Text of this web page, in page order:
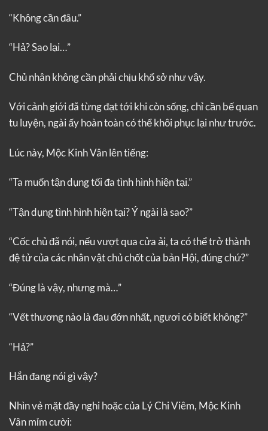
“Không cần đâu.”
“Hả? Sao lại…”
Chủ nhân không cần phải chịu khổ sở như vậy.
Với cảnh giới đã từng đạt tới khi còn sống, chỉ cần bế quan
tu luyện, ngài ấy hoàn toàn có thể khôi phục lại như trước.
Lúc này, Mộc Kinh Vân lên tiếng:
“Ta muốn tận dụng tối đa tình hình hiện tại.”
“Tận dụng tình hình hiện tại? Ý ngài là sao?”
“Cốc chủ đã nói, nếu vượt qua cửa ải, ta có thể trở thành
đệ tử của các nhân vật chủ chốt của bản Hội, đúng chứ?”
“Đúng là vậy, nhưng mà…”
“Vết thương nào là đau đớn nhất, ngươi có biết không?”
“Hả?”
Hắn đang nói gì vậy?
Nhìn vẻ mặt đầy nghi hoặc của Lý Chi Viêm, Mộc Kinh
Vân mỉm cười: